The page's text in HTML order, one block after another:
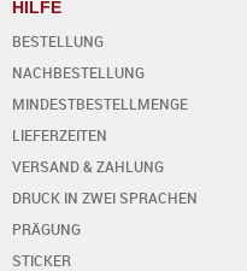
HILFE
BESTELLUNG
NACHBESTELLUNG
MINDESTBESTELLMENGE
LIEFERZEITEN
VERSAND & ZAHLUNG
DRUCK IN ZWEI SPRACHEN
PRÄGUNG
STICKER